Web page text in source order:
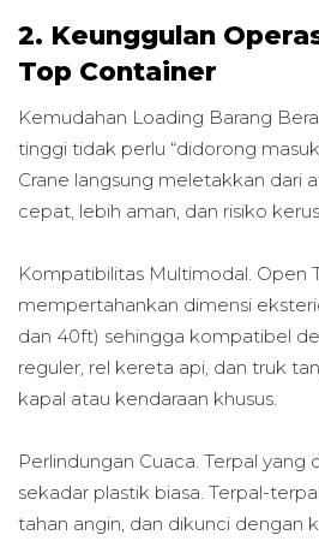
2. Keunggulan
Top Container
Kemudahan Loading Barang
tinggi tidak perlu “didorong
Crane langsung meletakkan dari
cepat, lebih aman, dan risiko
Kompatibilitas Multimodal. Open
mempertahankan dimensi
dan 40ft) sehingga kompatibel
reguler, rel kereta api, dan truk
kapal atau kendaraan khusus.
Perlindungan Cuaca. Terpal yang
sekadar plastik biasa. Terpal-
tahan angin, dan dikunci dengan